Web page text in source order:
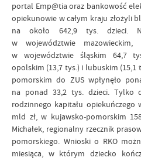
portal Emp@tia oraz bankowość
opiekunowie w całym kraju złożyli
na około 642,9 tys. dzieci.
w województwie
w województwie śląskim 64,7
opolskim (13,7 tys.) i lubuskim
pomorskim do ZUS wpłynęło
na ponad 33,2 tys. dzieci. Tylko
rodzinnego kapitału opiekuńczego
mld zł, w kujawsko-pomorskim
Michałek, regionalny rzecznik
pomorskiego. Wnioski o RKO
miesiąca, w którym dziecko